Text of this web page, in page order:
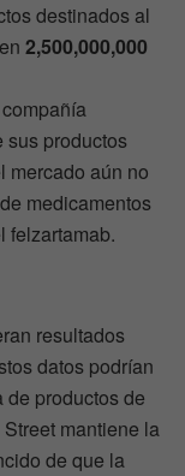
destinados al
2,500,000,000
sus productos
mercado aún no
medicamentos
felzartamab.
resultados
datos podrían
productos de
mantiene la
de que la